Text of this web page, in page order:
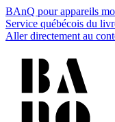
BAnQ pour appareils
Service québécois du
Aller directement au